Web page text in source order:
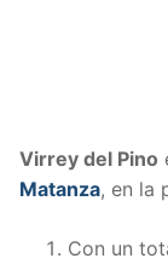
Virrey del Pino
Matanza, en la
Con un